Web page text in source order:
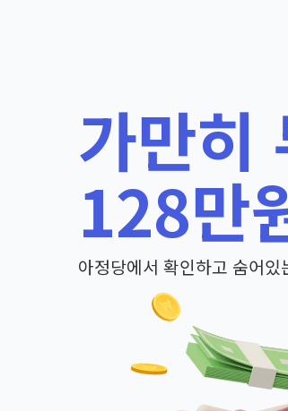
가만히
128만
아정당에서 확인하고 숨어